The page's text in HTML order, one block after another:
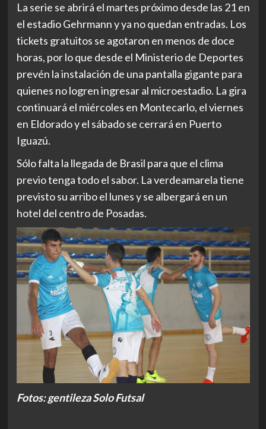
La serie se abrirá el martes próximo desde las 21 en
el estadio Gehrmann y ya no quedan entradas. Los
tickets gratuitos se agotaron en menos de doce
horas, por lo que desde el Ministerio de Deportes
prevén la instalación de una pantalla gigante para
quienes no logren ingresar al microestadio. La gira
continuará el miércoles en Montecarlo, el viernes
en Eldorado y el sábado se cerrará en Puerto
Iguazú.
Sólo falta la llegada de Brasil para que el clima
previo tenga todo el sabor. La verdeamarela tiene
previsto su arribo el lunes y se albergará en un
hotel del centro de Posadas.
Fotos: gentileza Solo Futsal